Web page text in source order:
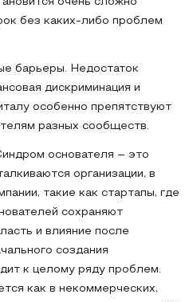
очень сложно
без каких-либо проблем
барьеры. Недостаток
дискриминация и
особенно препятствуют
разных сообществ.
основателя – это
организации, в
такие как стартапы, где
сохраняют
и влияние после
создания
к целому ряду проблем.
как в некоммерческих,